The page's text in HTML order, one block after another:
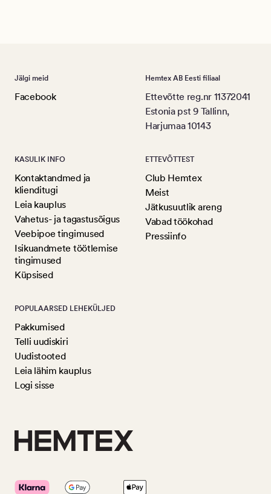
Jälgi meid
Facebook
Hemtex AB Eesti filiaal
Ettevõtte reg.nr 11372041
Estonia pst 9 Tallinn,
Harjumaa 10143
KASULIK INFO
Kontaktandmed ja
klienditugi
Leia kauplus
Vahetus- ja tagastusõigus
Veebipoe tingimused
Isikuandmete töötlemise
tingimused
Küpsised
ETTEVÕTTEST
Club Hemtex
Meist
Jätkusuutlik areng
Vabad töökohad
Pressiinfo
POPULAARSED LEHEKÜLJED
Pakkumised
Telli uudiskiri
Uudistooted
Leia lähim kauplus
Logi sisse